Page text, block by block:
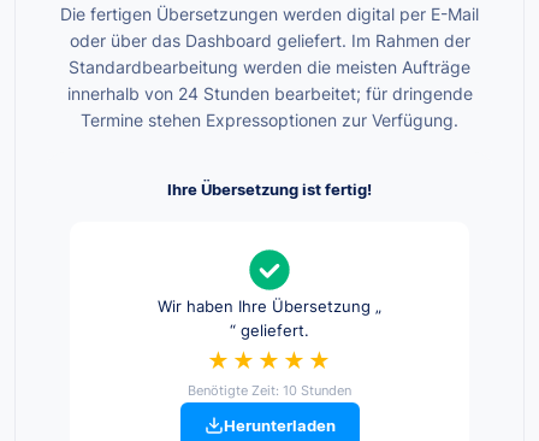
Die fertigen Übersetzungen werden digital per E-Mail
oder über das Dashboard geliefert. Im Rahmen der
Standardbearbeitung werden die meisten Aufträge
innerhalb von 24 Stunden bearbeitet; für dringende
Termine stehen Expressoptionen zur Verfügung.
Ihre Übersetzung ist fertig!
Wir haben Ihre Übersetzung „
“ geliefert.
★★★★★
Benötigte Zeit: 10 Stunden
Herunterladen